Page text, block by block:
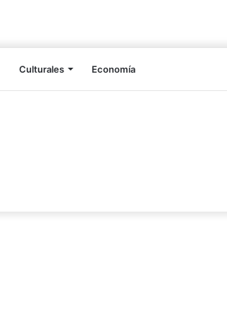
Culturales Economía